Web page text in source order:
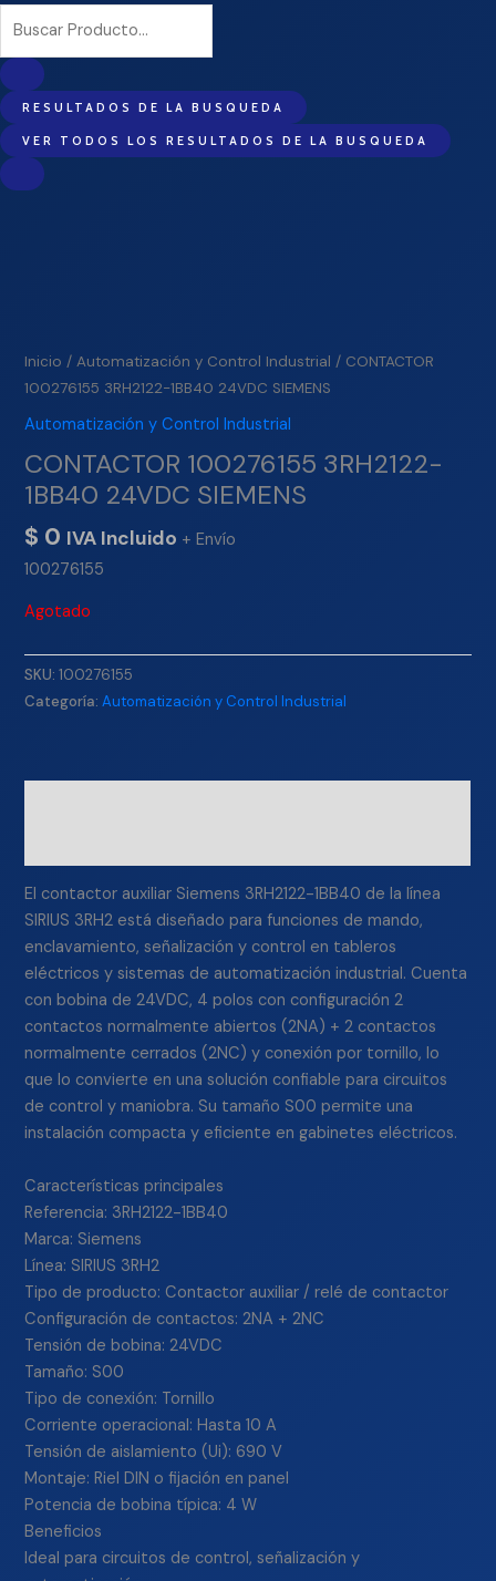
RESULTADOS DE LA BUSQUEDA
VER TODOS LOS RESULTADOS DE LA BUSQUEDA
Inicio /Automatización y Control Industrial / CONTACTOR
100276155 3RH2122-1BB40 24VDC SIEMENS
Automatización y Control Industrial
CONTACTOR 100276155 3RH2122-
1BB40 24VDC SIEMENS
$ 0 IVA Incluido + Envío
100276155
Agotado
SKU:100276155
Categoría:Automatización y Control Industrial
El contactor auxiliar Siemens 3RH2122-1BB40 de la línea
SIRIUS 3RH2 está diseñado para funciones de mando,
enclavamiento, señalización y control en tableros
eléctricos y sistemas de automatización industrial. Cuenta
con bobina de 24VDC, 4 polos con configuración 2
contactos normalmente abiertos (2NA) + 2 contactos
normalmente cerrados (2NC) y conexión por tornillo, lo
que lo convierte en una solución confiable para circuitos
de control y maniobra. Su tamaño S00 permite una
instalación compacta y eficiente en gabinetes eléctricos.
Características principales
Referencia: 3RH2122-1BB40
Marca: Siemens
Línea: SIRIUS 3RH2
Tipo de producto: Contactor auxiliar / relé de contactor
Configuración de contactos: 2NA + 2NC
Tensión de bobina: 24VDC
Tamaño: S00
Tipo de conexión: Tornillo
Corriente operacional: Hasta 10 A
Tensión de aislamiento (Ui): 690 V
Montaje: Riel DIN o fijación en panel
Potencia de bobina típica: 4 W
Beneficios
Ideal para circuitos de control, señalización y